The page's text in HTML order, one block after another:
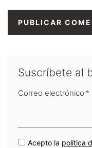
Suscríbete al
Correo electrónico *
Acepto la política